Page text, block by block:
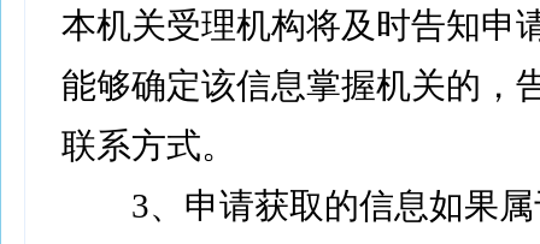
本机关受理机构将及时告知申
能够确定该信息掌握机关的，
联系方式。
3、申请获取的信息如果属